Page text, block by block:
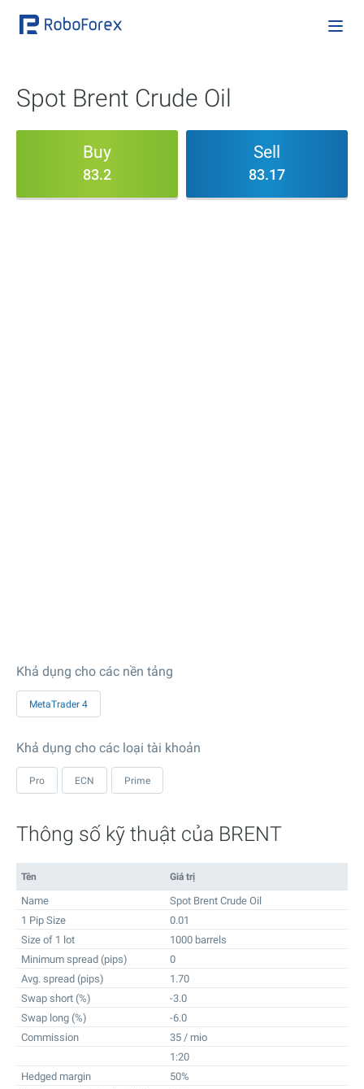
Spot Brent Crude Oil
Buy
83.2
Sell
83.17
Khả dụng cho các nền tảng
MetaTrader 4
Khả dụng cho các loại tài khoản
Pro ECN Prime
Thông số kỹ thuật của BRENT
Tên Giá trị
Name
Spot Brent Crude Oil
1 Pip Size
0.01
Size of 1 lot
1000 barrels
Minimum spread (pips)
0
Avg. spread (pips)
1.70
Swap short (%)
-3.0
Swap long (%)
-6.0
Commission
35 / mio
1:20
Hedged margin
50%